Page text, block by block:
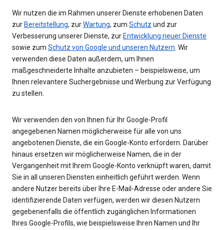
Wir nutzen die im Rahmen unserer Dienste erhobenen Daten
zur Bereitstellung, zurWartung, zum Schutz und zur
Verbesserung unserer Dienste, zur Entwicklung neuer Dienste
sowie zum Schutz von Google und unseren Nutzern. Wir
verwenden diese Daten außerdem, um Ihnen
maßgeschneiderte Inhalte anzubieten – beispielsweise, um
Ihnen relevantere Suchergebnisse und Werbung zur Verfügung
zu stellen.
Wir verwenden den von Ihnen für Ihr Google-Profil
angegebenen Namen möglicherweise für alle von uns
angebotenen Dienste, die ein Google-Konto erfordern. Darüber
hinaus ersetzen wir möglicherweise Namen, die in der
Vergangenheit mit Ihrem Google-Konto verknüpft waren, damit
Sie in all unseren Diensten einheitlich geführt werden. Wenn
andere Nutzer bereits über Ihre E-Mail-Adresse oder andere Sie
identifizierende Daten verfügen, werden wir diesen Nutzern
gegebenenfalls die öffentlich zugänglichen Informationen
Ihres Google-Profils, wie beispielsweise Ihren Namen und Ihr